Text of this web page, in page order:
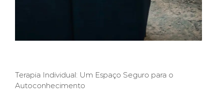
Terapia Individual: Um Espaço Seguro para o
Autoconhecimento